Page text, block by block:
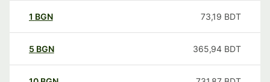
1 BGN 73,19 BDT
5 BGN 365,94 BDT